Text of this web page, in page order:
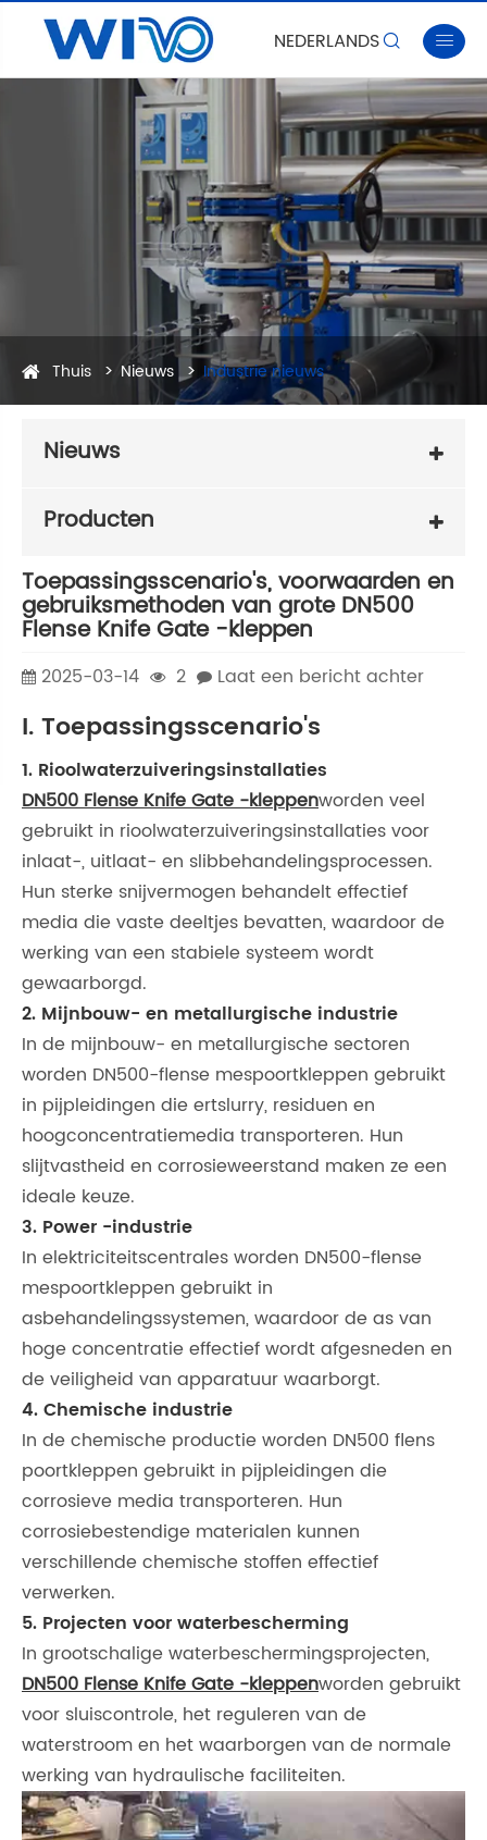
NEDERLANDS 
Thuis Nieuws Industrie nieuws
Nieuws
Producten
Toepassingsscenario's, voorwaarden en
gebruiksmethoden van grote DN500
Flense Knife Gate -kleppen
2025-03-14 2 Laat een bericht achter
I. Toepassingsscenario's
1. Rioolwaterzuiveringsinstallaties
DN500 Flense Knife Gate -kleppenworden veel
gebruikt in rioolwaterzuiveringsinstallaties voor
inlaat-, uitlaat- en slibbehandelingsprocessen.
Hun sterke snijvermogen behandelt effectief
media die vaste deeltjes bevatten, waardoor de
werking van een stabiele systeem wordt
gewaarborgd.
2. Mijnbouw- en metallurgische industrie
In de mijnbouw- en metallurgische sectoren
worden DN500-flense mespoortkleppen gebruikt
in pijpleidingen die ertslurry, residuen en
hoogconcentratiemedia transporteren. Hun
slijtvastheid en corrosieweerstand maken ze een
ideale keuze.
3. Power -industrie
In elektriciteitscentrales worden DN500-flense
mespoortkleppen gebruikt in
asbehandelingssystemen, waardoor de as van
hoge concentratie effectief wordt afgesneden en
de veiligheid van apparatuur waarborgt.
4. Chemische industrie
In de chemische productie worden DN500 flens
poortkleppen gebruikt in pijpleidingen die
corrosieve media transporteren. Hun
corrosiebestendige materialen kunnen
verschillende chemische stoffen effectief
verwerken.
5. Projecten voor waterbescherming
In grootschalige waterbeschermingsprojecten,
DN500 Flense Knife Gate -kleppenworden gebruikt
voor sluiscontrole, het reguleren van de
waterstroom en het waarborgen van de normale
werking van hydraulische faciliteiten.